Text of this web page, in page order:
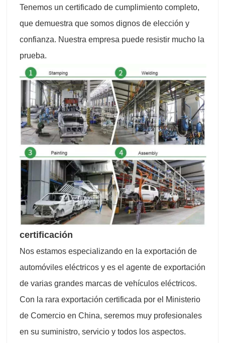
Tenemos un certificado de cumplimiento completo,
que demuestra que somos dignos de elección y
confianza. Nuestra empresa puede resistir mucho la
prueba.
certificación
Nos estamos especializando en la exportación de
automóviles eléctricos y es el agente de exportación
de varias grandes marcas de vehículos eléctricos.
Con la rara exportación certificada por el Ministerio
de Comercio en China, seremos muy profesionales
en su suministro, servicio y todos los aspectos.